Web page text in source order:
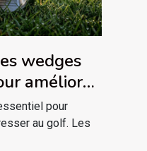
wedges
améliorer
pour
au golf. Les